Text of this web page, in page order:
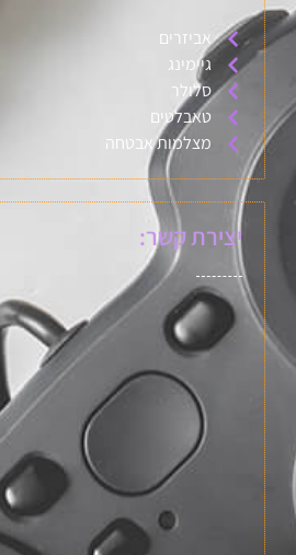
אביזרים
גיימינג
סלולר
טאבלטים
מצלמות אבטחה
יצירת קשר: